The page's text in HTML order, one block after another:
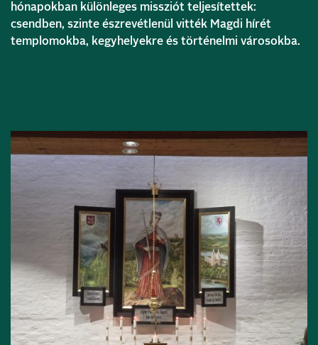
hónapokban különleges missziót teljesítettek:
csendben, szinte észrevétlenül vitték Magdi hírét
templomokba, kegyhelyekre és történelmi városokba.